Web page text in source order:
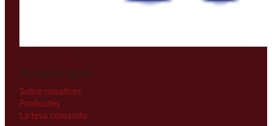
Sobre nosaltres
Productes
La teva comanda